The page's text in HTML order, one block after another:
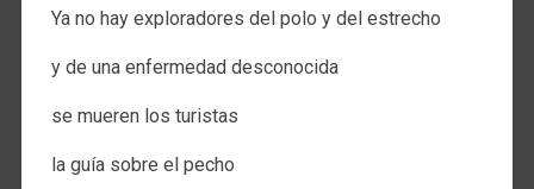
Ya no hay exploradores del polo y del estrecho
y de una enfermedad desconocida
se mueren los turistas
la guía sobre el pecho